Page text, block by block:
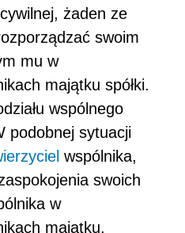
żaden ze
swoim
mu w
majątku spółki.
wspólnego
podobnej sytuacji
wspólnika,
swoich
w
majątku.